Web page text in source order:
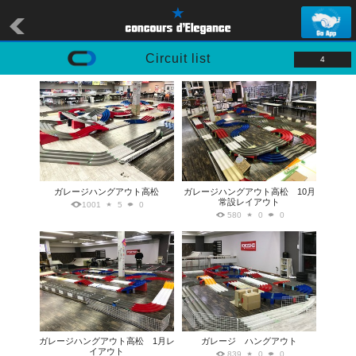
Circuit list 4
ガレージハングアウト高松
1001 5 0
ガレージハングアウト高松 10月
常設レイアウト
580 0 0
ガレージハングアウト高松 1月レ
イアウト
ガレージ ハングアウト